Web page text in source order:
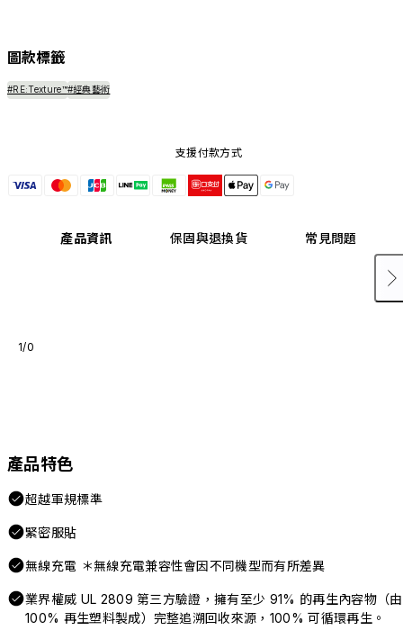
圖款標籤
#RE:Texture™#經典藝術
支援付款方式
產品資訊 保固與退換貨 常見問題
1/0
產品特色
超越軍規標準
緊密服貼
無線充電 ＊無線充電兼容性會因不同機型而有所差異
業界權威 UL 2809 第三方驗證，擁有至少 91% 的再生內容物（由
100% 再生塑料製成）完整追溯回收來源，100% 可循環再生。